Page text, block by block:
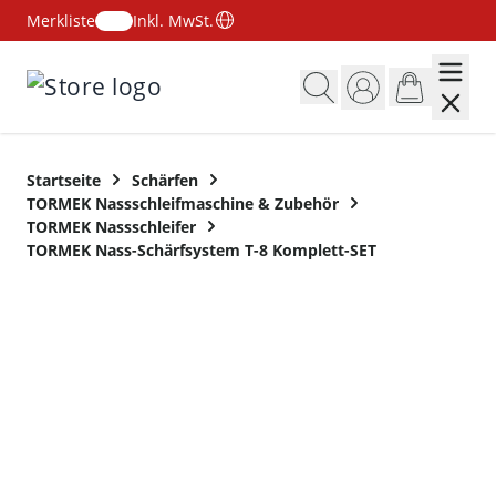
Merkliste
Inkl. MwSt.
Startseite
Schärfen
TORMEK Nassschleifmaschine & Zubehör
TORMEK Nassschleifer
TORMEK Nass-Schärfsystem T-8 Komplett-SET